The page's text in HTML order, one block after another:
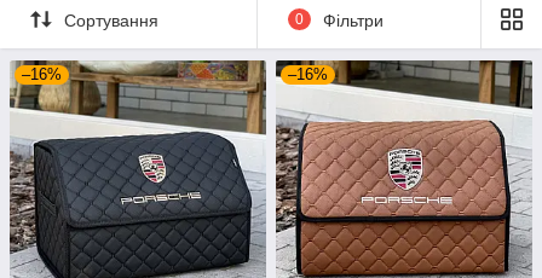
рукою.Сортування 0 Фільтри
–16% –16%